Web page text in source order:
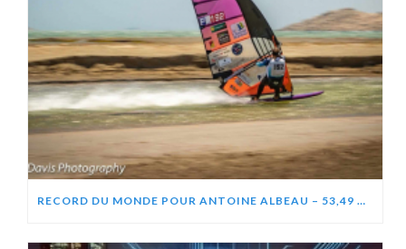
RECORD DU MONDE POUR ANTOINE ALBEAU – 53,49 NOEUDS (99,06 KM/H)